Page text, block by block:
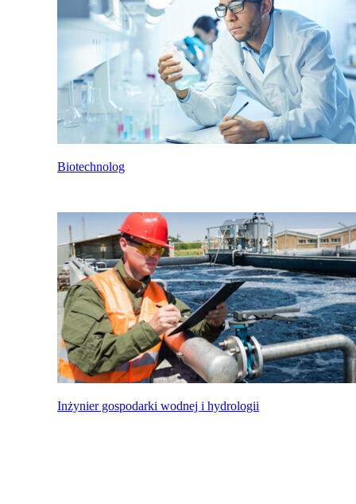
Biotechnolog
Inżynier gospodarki wodnej i hydrologii